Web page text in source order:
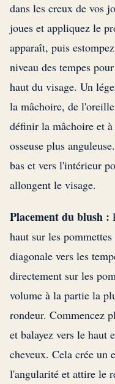
dans les creux de vos
joues et appliquez le
apparaît, puis
niveau des tempes
haut du visage. Un
la mâchoire, de
définir la mâchoire et
osseuse plus
bas et vers l'intérieur
allongent le visage.
Placement du blush :
haut sur les
diagonale vers les
directement sur les
volume à la partie la
rondeur. Commencez
et balayez vers le haut
cheveux. Cela crée
l'angularité et attire le